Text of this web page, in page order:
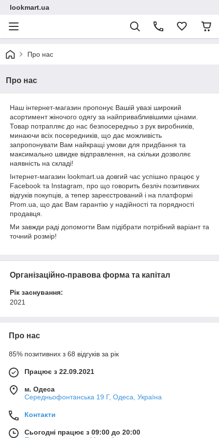
lookmart.ua
Про нас
Про нас
Наш інтернет-магазин пропонує Вашій увазі широкий
асортимент жіночого одягу за найпривабливішими цінами.
Товар потрапляє до нас безпосередньо з рук виробників,
минаючи всіх посередників, що дає можливість
запропонувати Вам найкращі умови для придбання та
максимально швидке відправлення, на скільки дозволяє
наявність на складі!
Інтернет-магазин lookmart.ua довгий час успішно працює у
Facebook та Instagram, про що говорить безліч позитивних
відгуків покупців, а тепер зареєстрований і на платформі
Prom.ua, що дає Вам гарантію у надійності та порядності
продавця.
Ми завжди раді допомогти Вам підібрати потрібний варіант та
точний розмір!
Організаційно-правова форма та капітал
Рік заснування:
2021
Про нас
85% позитивних з 68 відгуків за рік
Працює з 22.09.2021
м. Одеса
Середньофонтанська 19 Г, Одеса, Україна
Контакти
Сьогодні працює з 09:00 до 20:00